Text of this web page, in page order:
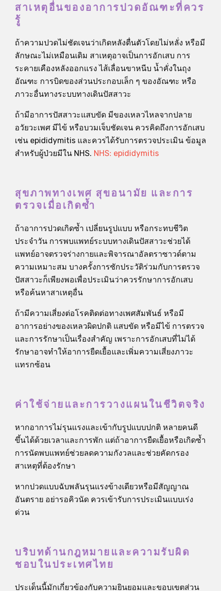
สาเหตุอื่นของอาการปวดอัณฑะที่ควร
รู้
ถ้าความปวดไม่ชัดเจนว่าเกิดหลังตื่นตัวโดยไม่หลั่ง หรือมี
ลักษณะไม่เหมือนเดิม สาเหตุอาจเป็นการอักเสบ การ
ระคายเคืองหลังออกแรง ไส้เลื่อนขาหนีบ น้ำคั่งในถุง
อัณฑะ การบิดของส่วนประกอบเล็ก ๆ ของอัณฑะ หรือ
ภาวะอื่นทางระบบทางเดินปัสสาวะ
ถ้ามีอาการปัสสาวะแสบขัด มีของเหลวไหลจากปลาย
อวัยวะเพศ มีไข้ หรือบวมเจ็บชัดเจน ควรคิดถึงการอักเสบ
เช่น epididymitis และควรได้รับการตรวจประเมิน ข้อมูล
สำหรับผู้ป่วยมีใน NHS. NHS: epididymitis
สุขภาพทางเพศ สุขอนามัย และการ
ตรวจเมื่อเกิดซ้ำ
ถ้าอาการปวดเกิดซ้ำ เปลี่ยนรูปแบบ หรือกระทบชีวิต
ประจำวัน การพบแพทย์ระบบทางเดินปัสสาวะช่วยได้
แพทย์อาจตรวจร่างกายและพิจารณาอัลตราซาวด์ตาม
ความเหมาะสม บางครั้งการซักประวัติร่วมกับการตรวจ
ปัสสาวะก็เพียงพอเพื่อประเมินว่าควรรักษาการอักเสบ
หรือค้นหาสาเหตุอื่น
ถ้ามีความเสี่ยงต่อโรคติดต่อทางเพศสัมพันธ์ หรือมี
อาการอย่างของเหลวผิดปกติ แสบขัด หรือมีไข้ การตรวจ
และการรักษาเป็นเรื่องสำคัญ เพราะการอักเสบที่ไม่ได้
รักษาอาจทำให้อาการยืดเยื้อและเพิ่มความเสี่ยงภาวะ
แทรกซ้อน
ค่าใช้จ่ายและการวางแผนในชีวิตจริง
หากอาการไม่รุนแรงและเข้ากับรูปแบบปกติ หลายคนดี
ขึ้นได้ด้วยเวลาและการพัก แต่ถ้าอาการยืดเยื้อหรือเกิดซ้ำ
การนัดพบแพทย์ช่วยลดความกังวลและช่วยคัดกรอง
สาเหตุที่ต้องรักษา
หากปวดแบบฉับพลันรุนแรงข้างเดียวหรือมีสัญญาณ
อันตราย อย่ารอคิวนัด ควรเข้ารับการประเมินแบบเร่ง
ด่วน
บริบทด้านกฎหมายและความรับผิด
ชอบในประเทศไทย
ประเด็นนี้มักเกี่ยวข้องกับความยินยอมและขอบเขตส่วน